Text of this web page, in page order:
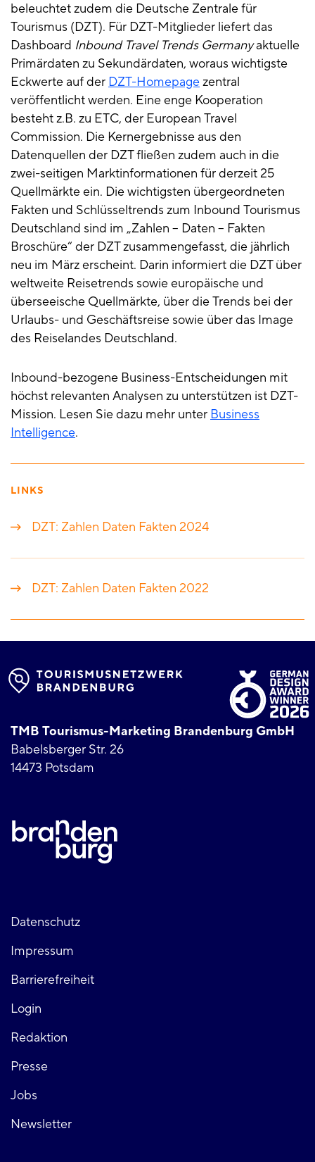
beleuchtet zudem die Deutsche Zentrale für
Tourismus (DZT). Für DZT-Mitglieder liefert das
Dashboard Inbound Travel Trends Germanyaktuelle
Primärdaten zu Sekundärdaten, woraus wichtigste
Eckwerte auf der DZT-Homepagezentral
veröffentlicht werden. Eine enge Kooperation
besteht z.B. zu ETC, der European Travel
Commission. Die Kernergebnisse aus den
Datenquellen der DZT fließen zudem auch in die
zwei-seitigen Marktinformationen für derzeit 25
Quellmärkte ein. Die wichtigsten übergeordneten
Fakten und Schlüsseltrends zum Inbound Tourismus
Deutschland sind im „Zahlen – Daten – Fakten
Broschüre“ der DZT zusammengefasst, die jährlich
neu im März erscheint. Darin informiert die DZT über
weltweite Reisetrends sowie europäische und
überseeische Quellmärkte, über die Trends bei der
Urlaubs- und Geschäftsreise sowie über das Image
des Reiselandes Deutschland.
Inbound-bezogene Business-Entscheidungen mit
höchst relevanten Analysen zu unterstützen ist DZT-
Mission. Lesen Sie dazu mehr unter Business
Intelligence.
LINKS
DZT: Zahlen Daten Fakten 2024
DZT: Zahlen Daten Fakten 2022
TMB Tourismus-Marketing Brandenburg GmbH
Babelsberger Str. 26
14473 Potsdam
Fußzeile
links
Datenschutz
Impressum
Barrierefreiheit
Login
Fußzeile
rechts
Redaktion
Presse
Jobs
Newsletter